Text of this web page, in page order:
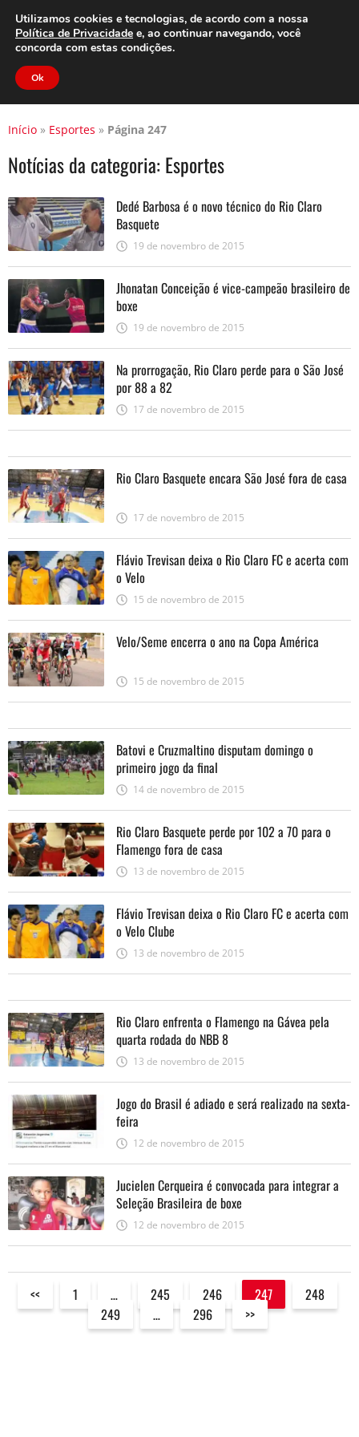
Clube do Assinante Área do Assinante
Início » Esportes » Página 247
Notícias da categoria: Esportes
Dedé Barbosa é o novo técnico do Rio Claro
Basquete
19 de novembro de 2015
Jhonatan Conceição é vice-campeão brasileiro de
boxe
19 de novembro de 2015
Na prorrogação, Rio Claro perde para o São José
por 88 a 82
17 de novembro de 2015
Rio Claro Basquete encara São José fora de casa
17 de novembro de 2015
Flávio Trevisan deixa o Rio Claro FC e acerta com
o Velo
15 de novembro de 2015
Velo/Seme encerra o ano na Copa América
15 de novembro de 2015
Batovi e Cruzmaltino disputam domingo o
primeiro jogo da final
14 de novembro de 2015
Rio Claro Basquete perde por 102 a 70 para o
Flamengo fora de casa
13 de novembro de 2015
Flávio Trevisan deixa o Rio Claro FC e acerta com
o Velo Clube
13 de novembro de 2015
Rio Claro enfrenta o Flamengo na Gávea pela
quarta rodada do NBB 8
13 de novembro de 2015
Jogo do Brasil é adiado e será realizado na sexta-
feira
12 de novembro de 2015
Jucielen Cerqueira é convocada para integrar a
Seleção Brasileira de boxe
12 de novembro de 2015
<< 1 … 245 246 247
248
249
… 296 >>
Utilizamos cookies e tecnologias, de acordo com a nossa
Política de Privacidade e, ao continuar navegando, você
concorda com estas condições.
Ok